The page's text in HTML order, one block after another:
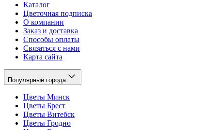
Каталог
Цветочная подписка
О компании
Заказ и доставка
Способы оплаты
Связаться с нами
Карта сайта
Популярные города
Цветы Минск
Цветы Брест
Цветы Витебск
Цветы Гродно